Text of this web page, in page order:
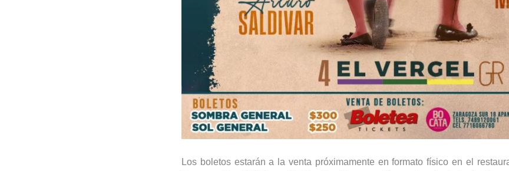
Los boletos estarán a la venta próximamente en formato físico en el